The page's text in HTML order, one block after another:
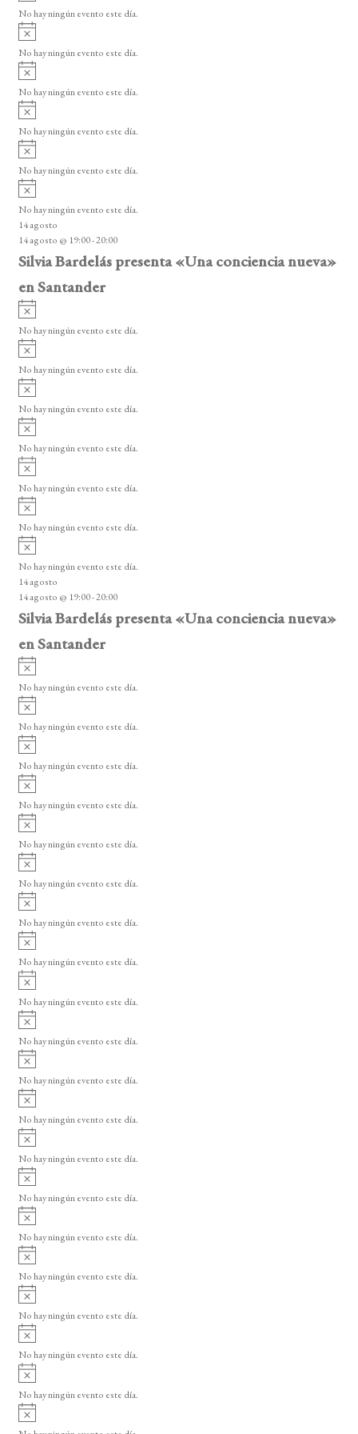
v
e
n
t
o
s
o
v
i
o
No hay ningún evento este día.
A
v
i
o
No hay ningún evento este día.
A
v
i
o
No hay ningún evento este día.
A
v
i
o
No hay ningún evento este día.
A
v
i
o
No hay ningún evento este día.
A
v
i
s
o
No hay ningún evento este día.
14 agosto
14 agosto @ 19:00-20:00
Silvia Bardelás presenta «Una conciencia nueva»
en Santander
A
v
i
o
No hay ningún evento este día.
A
v
i
o
No hay ningún evento este día.
A
v
i
o
No hay ningún evento este día.
A
v
i
o
No hay ningún evento este día.
A
v
i
o
No hay ningún evento este día.
A
v
i
o
No hay ningún evento este día.
A
v
i
s
o
No hay ningún evento este día.
14 agosto
14 agosto @ 19:00-20:00
Silvia Bardelás presenta «Una conciencia nueva»
en Santander
A
v
i
o
No hay ningún evento este día.
A
v
i
o
No hay ningún evento este día.
A
v
i
o
No hay ningún evento este día.
A
v
i
o
No hay ningún evento este día.
A
v
i
o
No hay ningún evento este día.
A
v
i
o
No hay ningún evento este día.
A
v
i
o
No hay ningún evento este día.
A
v
i
o
No hay ningún evento este día.
A
v
i
o
No hay ningún evento este día.
A
v
i
o
No hay ningún evento este día.
A
v
i
o
No hay ningún evento este día.
A
v
i
o
No hay ningún evento este día.
A
v
i
o
No hay ningún evento este día.
A
v
i
o
No hay ningún evento este día.
A
v
i
o
No hay ningún evento este día.
A
v
i
o
No hay ningún evento este día.
A
v
i
o
No hay ningún evento este día.
A
v
i
o
No hay ningún evento este día.
A
v
i
o
No hay ningún evento este día.
A
v